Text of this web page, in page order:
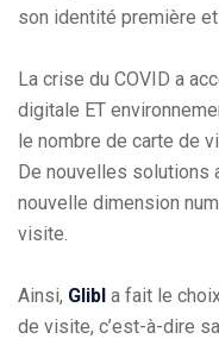
son identité première
La crise du COVID a
digitale ET
le nombre de carte de
De nouvelles solutions
nouvelle dimension
visite.
Ainsi, Glibl a fait le
de visite, c’est-à-dire